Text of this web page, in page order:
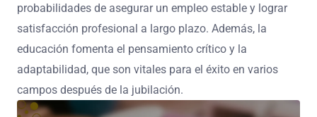
probabilidades de asegurar un empleo estable y lograr
satisfacción profesional a largo plazo. Además, la
educación fomenta el pensamiento crítico y la
adaptabilidad, que son vitales para el éxito en varios
campos después de la jubilación.